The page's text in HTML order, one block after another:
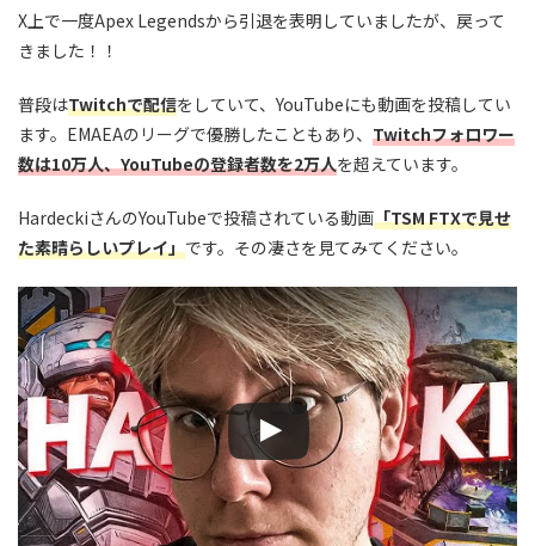
X上で一度Apex Legendsから引退を表明していましたが、戻って
きました！！
普段はTwitchで配信をしていて、YouTubeにも動画を投稿してい
ます。EMAEAのリーグで優勝したこともあり、 Twitchフォロワー
数は10万人、YouTubeの登録者数を2万人を超えています。
HardeckiさんのYouTubeで投稿されている動画「TSM FTXで見せ
た素晴らしいプレイ」です。その凄さを見てみてください。
この動画を YouTube で視聴